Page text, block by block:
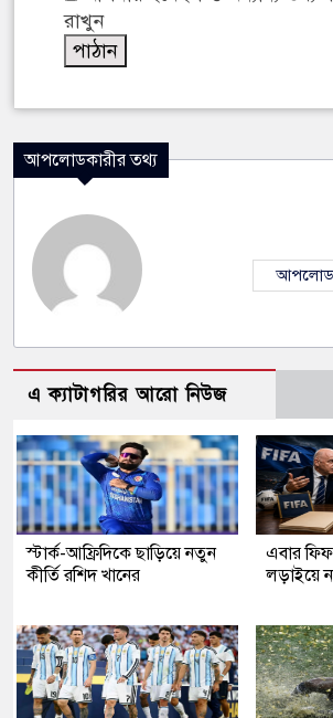
রাখুন
আপলোডকারীর তথ্য
এ ক্যাটাগরির আরো নিউজ
স্টার্ক-আফ্রিদিকে ছাড়িয়ে নতুন
কীর্তি রশিদ খানের
এবার
লড়াইয়ে